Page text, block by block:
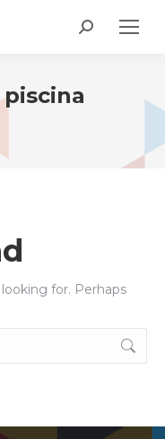
Search:
piscina
for. Perhaps